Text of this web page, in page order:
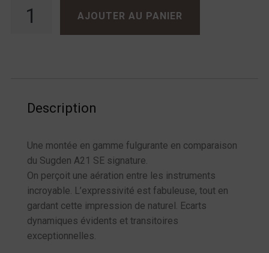
AJOUTER AU PANIER
Description
Une montée en gamme fulgurante en comparaison
du Sugden A21 SE signature.
On perçoit une aération entre les instruments
incroyable. L’expressivité est fabuleuse, tout en
gardant cette impression de naturel. Ecarts
dynamiques évidents et transitoires
exceptionnelles.